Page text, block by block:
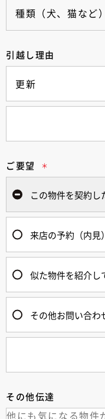
引越し理由
ご要望
この物件を契約し
来店の予約（内見
似た物件を紹介し
その他お問い合わ
その他伝達